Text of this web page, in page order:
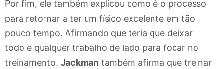
Por fim, ele também explicou como é o processo
para retornar a ter um físico excelente em tão
pouco tempo. Afirmando que teria que deixar
todo e qualquer trabalho de lado para focar no
treinamento. Jackman também afirma que treinar